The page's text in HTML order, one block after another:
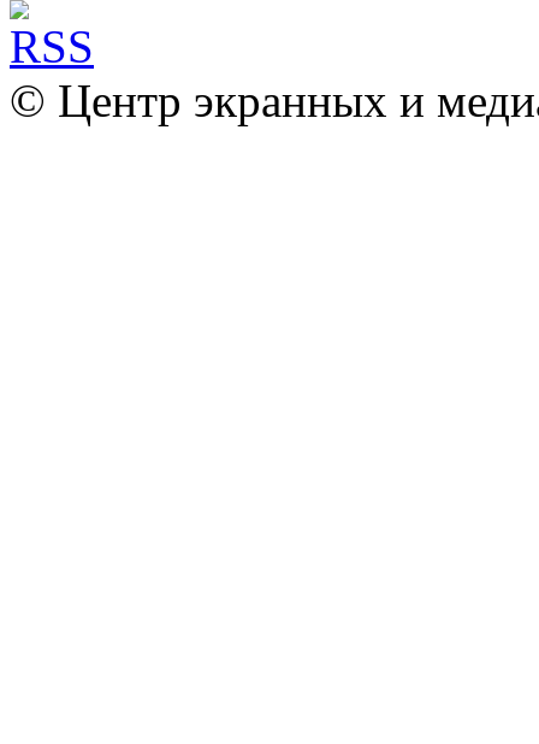
© Центр экранных и